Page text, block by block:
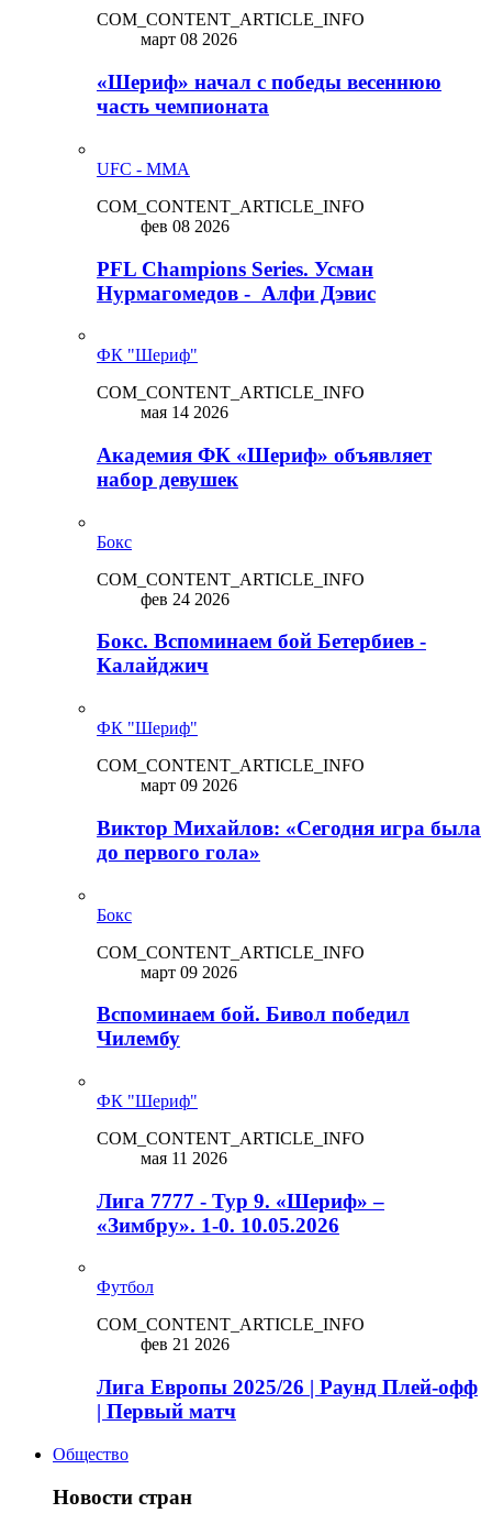
COM_CONTENT_ARTICLE_INFO
март 08 2026
«Шериф» начал с победы весеннюю
часть чемпионата
UFC - MMA
COM_CONTENT_ARTICLE_INFO
фев 08 2026
PFL Champions Series. Усман
Нурмагомедов - Алфи Дэвис
ФК "Шериф"
COM_CONTENT_ARTICLE_INFO
мая 14 2026
Академия ФК «Шериф» объявляет
набор девушек
Бокс
COM_CONTENT_ARTICLE_INFO
фев 24 2026
Бокс. Вспоминаем бой Бетербиев -
Калайджич
ФК "Шериф"
COM_CONTENT_ARTICLE_INFO
март 09 2026
Виктор Михайлов: «Сегодня игра была
до первого гола»
Бокс
COM_CONTENT_ARTICLE_INFO
март 09 2026
Вспоминаем бой. Бивол победил
Чилембу
ФК "Шериф"
COM_CONTENT_ARTICLE_INFO
мая 11 2026
Лига 7777 - Тур 9. «Шериф» –
«Зимбру». 1-0. 10.05.2026
Футбол
COM_CONTENT_ARTICLE_INFO
фев 21 2026
Лига Европы 2025/26 | Раунд Плей-офф
| Первый матч
Общество
Новости стран